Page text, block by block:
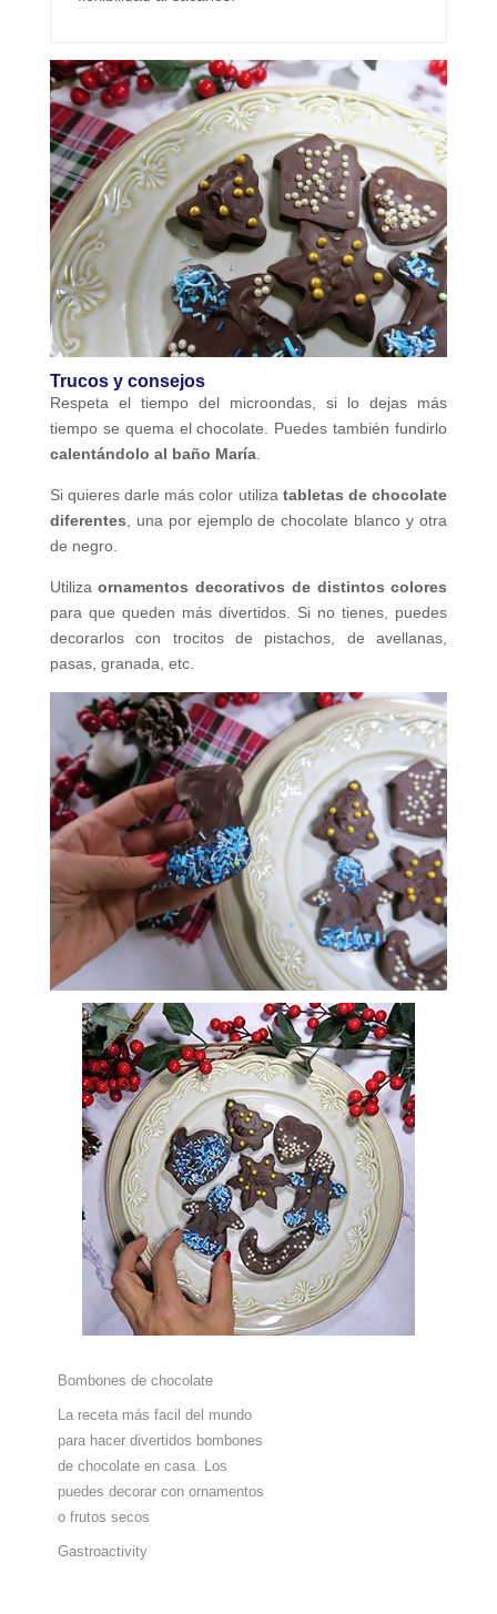
Trucos y consejos
Respeta el tiempo del microondas, si lo dejas más
tiempo se quema el chocolate. Puedes también fundirlo
calentándolo al baño María.
Si quieres darle más color utiliza tabletas de chocolate
diferentes, una por ejemplo de chocolate blanco y otra
de negro.
Utilizaornamentos decorativos de distintos colores
para que queden más divertidos. Si no tienes, puedes
decorarlos con trocitos de pistachos, de avellanas,
pasas, granada, etc.
Bombones de chocolate
La receta más facil del mundo
para hacer divertidos bombones
de chocolate en casa. Los
puedes decorar con ornamentos
o frutos secos
Gastroactivity